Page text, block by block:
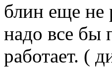
блин еще не
надо все бы
работает. (